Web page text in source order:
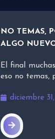
NO TEMAS,
ALGO
El final
eso no temas,
diciembre